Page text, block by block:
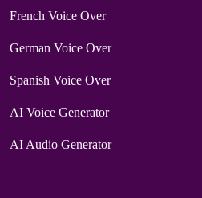
French Voice Over
German Voice Over
Spanish Voice Over
AI Voice Generator
AI Audio Generator